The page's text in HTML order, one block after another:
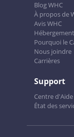
Blog WHC
À propos de
Avis WHC
Pourquoi le
Nous joindre
Carrières
Support
Centre d'Aide
État des